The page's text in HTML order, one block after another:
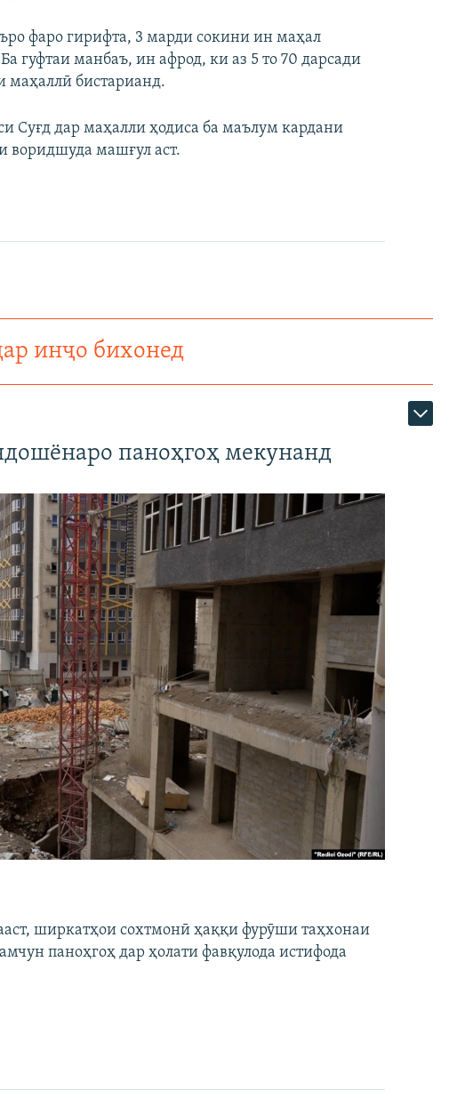
фаро гирифта, 3 марди сокини ин маҳал
гуфтаи манбаъ, ин афрод, ки аз 5 то 70 дарсади
маҳаллӣ бистарианд.
Суғд дар маҳалли ҳодиса ба маълум кардани
воридшуда машғул аст.
инҷо бихонед
паноҳгоҳ мекунанд
ширкатҳои сохтмонӣ ҳаққи фурӯши таҳхонаи
паноҳгоҳ дар ҳолати фавқулода истифода